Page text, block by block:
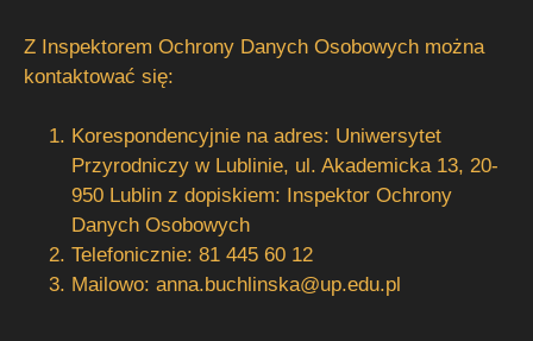
Z Inspektorem Ochrony Danych Osobowych można
kontaktować się:
Korespondencyjnie na adres: Uniwersytet
Przyrodniczy w Lublinie, ul. Akademicka 13, 20-
950 Lublin z dopiskiem: Inspektor Ochrony
Danych Osobowych
Telefonicznie: 81 445 60 12
Mailowo: anna.buchlinska@up.edu.pl